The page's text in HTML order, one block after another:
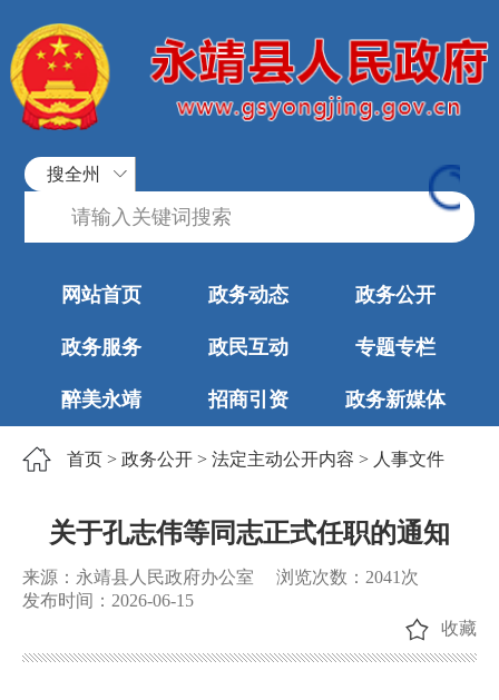
搜全州
网站首页 政务动态 政务公开
政务服务 政民互动 专题专栏
醉美永靖 招商引资 政务新媒体
首页 > 政务公开 > 法定主动公开内容 > 人事文件
关于孔志伟等同志正式任职的通知
来源：永靖县人民政府办公室 浏览次数： 2041 次
发布时间：2026-06-15
收藏